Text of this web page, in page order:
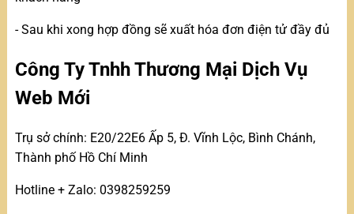
- Sau khi xong hợp đồng sẽ xuất hóa đơn điện tử đầy đủ
Công Ty Tnhh Thương Mại Dịch Vụ
Web Mới
Trụ sở chính: E20/22E6 Ấp 5, Đ. Vĩnh Lộc, Bình Chánh,
Thành phố Hồ Chí Minh
Hotline + Zalo: 0398259259